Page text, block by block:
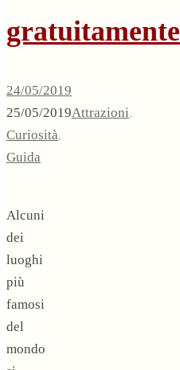
gratuitamente
24/05/2019
25/05/2019Attrazioni,
Curiosità,
Guida
Alcuni
dei
luoghi
più
famosi
del
mondo